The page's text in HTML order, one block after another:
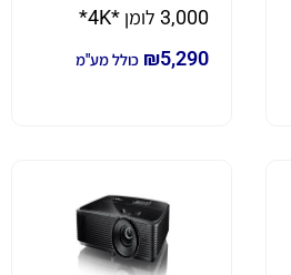
3,000 לומן *4K*
₪5,290 כולל מע"מ